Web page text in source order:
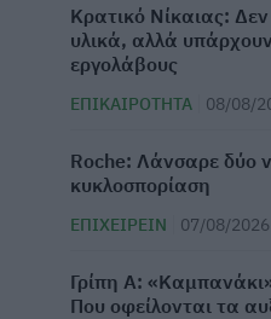
Κρατικό Νίκαιας:
υλικά, αλλά
εργολάβους
ΕΠΙΚΑΙΡΌΤΗΤΑ 08/08/
Roche: Λάνσαρε δύο
κυκλοσπορίαση
ΕΠΙΧΕΙΡΕΊΝ 07/08/
Γρίπη Α:
Που οφείλονται τα